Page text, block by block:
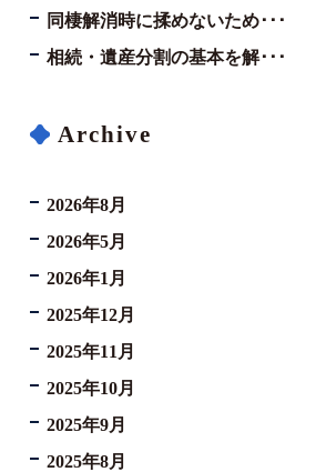
同棲解消時に揉めないため･･･
相続・遺産分割の基本を解･･･
Archive
2026年8月
2026年5月
2026年1月
2025年12月
2025年11月
2025年10月
2025年9月
2025年8月